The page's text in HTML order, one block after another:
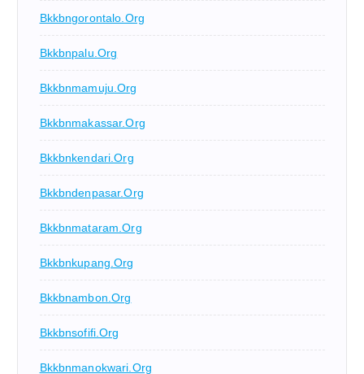
Bkkbngorontalo.org
Bkkbnpalu.org
Bkkbnmamuju.org
Bkkbnmakassar.org
Bkkbnkendari.org
Bkkbndenpasar.org
Bkkbnmataram.org
Bkkbnkupang.org
Bkkbnambon.org
Bkkbnsofifi.org
Bkkbnmanokwari.org